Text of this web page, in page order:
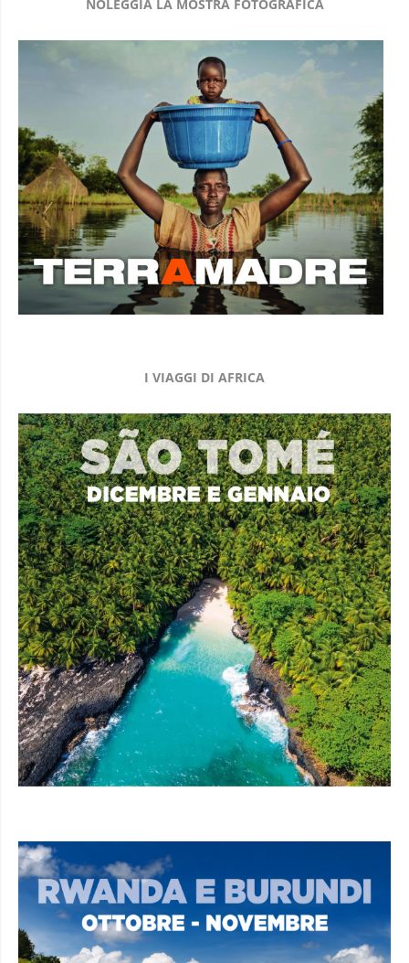
NOLEGGIA LA MOSTRA FOTOGRAFICA
I VIAGGI DI AFRICA